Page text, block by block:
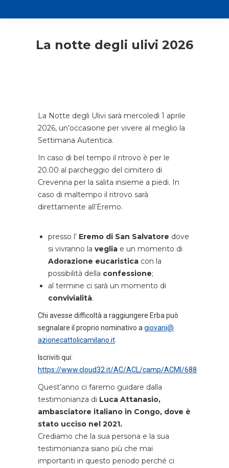
La notte degli ulivi 2026
La Notte degli Ulivi sarà mercoledì 1 aprile
2026, un’occasione per vivere al meglio la
Settimana Autentica.
In caso di bel tempo il ritrovo è per le
20.00 al parcheggio del cimitero di
Crevenna per la salita insieme a piedi. In
caso di maltempo il ritrovo sarà
direttamente all’Eremo.
presso l’ Eremo di San Salvatore dove
si vivranno la veglia e un momento di
Adorazione eucaristica con la
possibilità della confessione;
al termine ci sarà un momento di
convivialità.
Chi avesse difficoltà a raggiungere Erba può
segnalare il proprio nominativo a giovani@
azionecattolicamilano.it
Iscriviti qui:
https://www.cloud32.it/AC/ACL/camp/ACMI/688
Quest’anno ci faremo guidare dalla
testimonianza di Luca Attanasio,
ambasciatore italiano in Congo, dove è
stato ucciso nel 2021.
Crediamo che la sua persona e la sua
testimonianza siano più che mai
importanti in questo periodo perché ci